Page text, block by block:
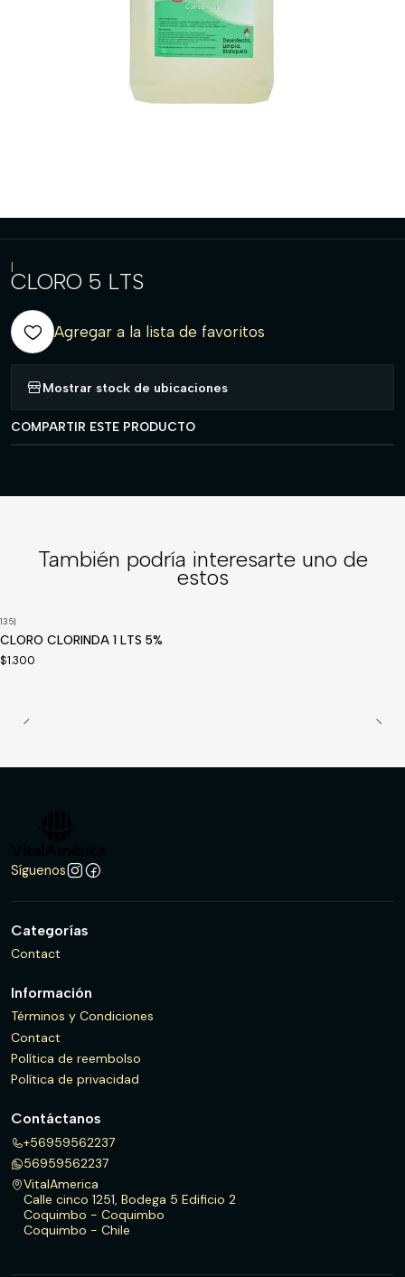
|
CLORO 5 LTS
Agregar a la lista de favoritos
Mostrar stock de ubicaciones
COMPARTIR ESTE PRODUCTO
También podría interesarte uno de
estos
135|
CLORO CLORINDA 1 LTS 5%
$1.300
Síguenos
Categorías
Contact
Información
Términos y Condiciones
Contact
Política de reembolso
Política de privacidad
Contáctanos
+56959562237
56959562237
VitalAmerica
Calle cinco 1251, Bodega 5 Edificio 2
Coquimbo - Coquimbo
Coquimbo - Chile